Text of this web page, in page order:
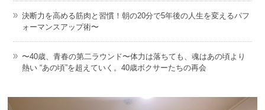
決断力を高める筋肉と習慣！朝の20分で5年後の人生を変えるパフ
ォーマンスアップ術〜
〜40歳、青春の第二ラウンド〜体力は落ちても、魂はあの頃より
熱い “あの頃”を超えていく。40歳ボクサーたちの再会